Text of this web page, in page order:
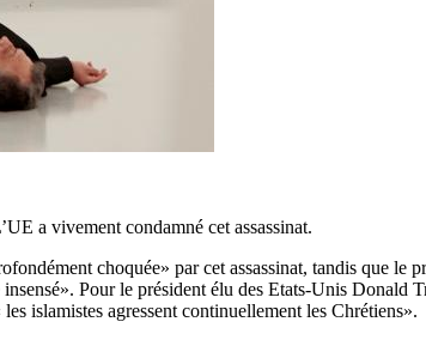
a vivement condamné cet assassinat.
choquée» par cet assassinat, tandis que le
Pour le président élu des Etats-Unis Donald
islamistes agressent continuellement les Chrétiens».